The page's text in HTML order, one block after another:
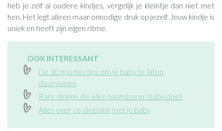
heb je zelf al oudere kindjes, vergelijk je kleintje dan niet met
hen. Het legt alleen maar onnodige druk op jezelf. Jouw kindje is
uniek en heeft zijn eigen ritme.
OOK INTERESSANT
De 10 gouden tips om je baby te laten
doorslapen
Rare dingen die elke pasgeboren baby doet
Alles over co-sleeping met je baby